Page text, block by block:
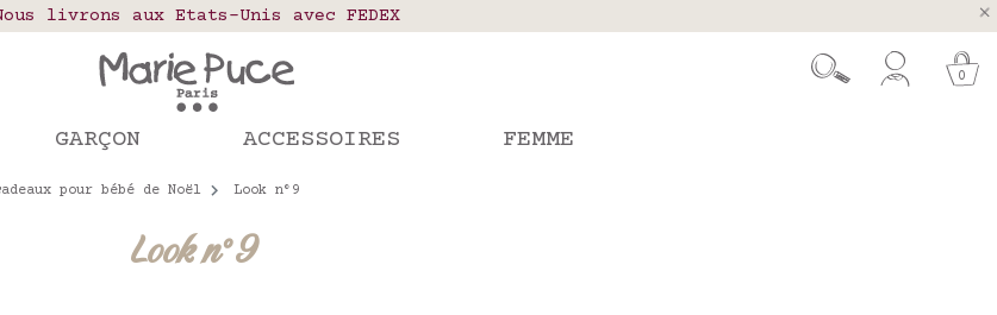
Notre site part en vacances !
passées après le 4 août seront expédiées le 26 août
livrons aux Etats-Unis avec FEDEX
en France, Belgique, Luxembourg, Portugal et Espagne
0
GARÇON ACCESSOIRES FEMME
pour bébé de Noël Look n°9
Look n°9